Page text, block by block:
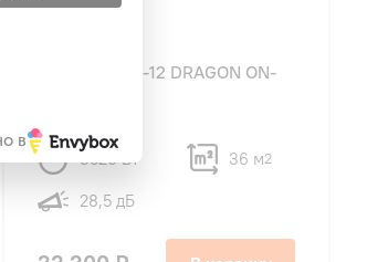
Dahatsu DHP-12 DRAGON ON-
3520 Вт 36 м2
28,5 дБ
в